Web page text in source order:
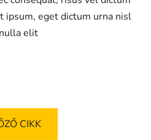
ipsum, eget dictum urna nisl
elit
CIKK